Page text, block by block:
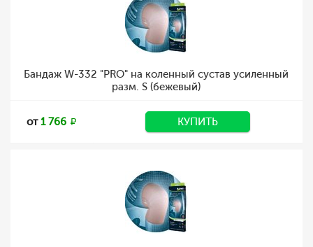
Бандаж W-332 "PRO" на коленный сустав усиленный
разм. S (бежевый)
от1 766 КУПИТЬ